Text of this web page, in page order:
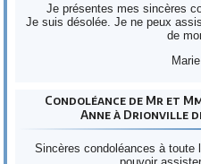
Je présentes mes sincères
Je suis désolée. Je ne peux
de
Condoléance de Mr et
Anne à Drionville
Sincères condoléances à toute